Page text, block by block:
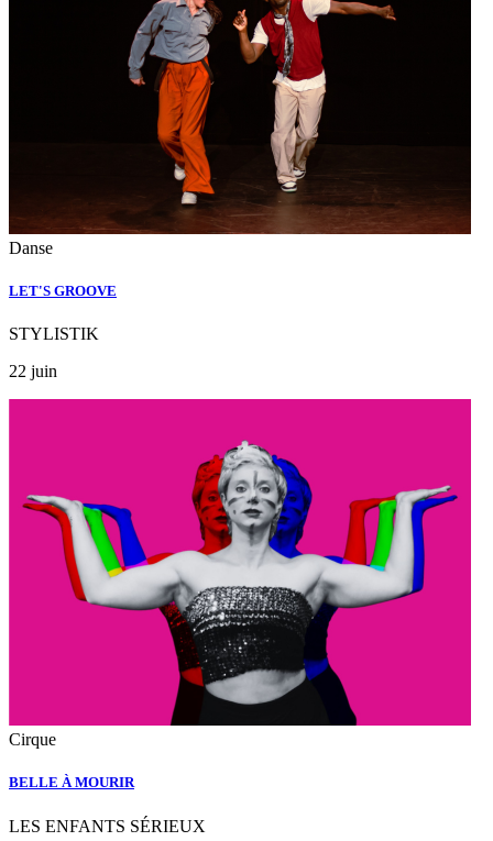
Danse
LET'S GROOVE
STYLISTIK
22 juin
Cirque
BELLE À MOURIR
LES ENFANTS SÉRIEUX